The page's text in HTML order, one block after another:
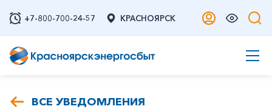
+7-800-700-24-57 КРАСНОЯРСК
ВСЕ УВЕДОМЛЕНИЯ